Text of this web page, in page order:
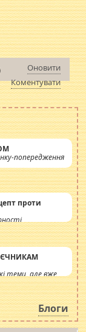
Оновити
Коментувати
попередження
проти
теми, але вже
інсенуації
Блоги